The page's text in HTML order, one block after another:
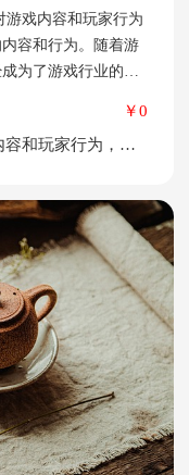
容和行为。随着游
为了游戏行业的重
文字、图片、音频
法律法规和道德规
￥0
游戏智能监管领域通过AI监控游戏内容和玩家行为，防止游戏中出现不合规内容和行为